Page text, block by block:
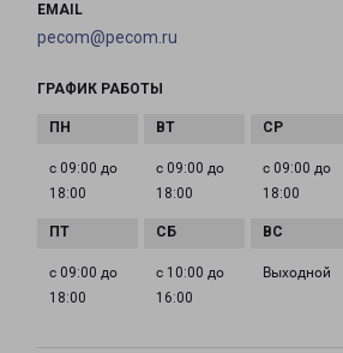
EMAIL
pecom@pecom.ru
ГРАФИК РАБОТЫ
с 09:00 до
18:00
с 09:00 до
18:00
с 09:00 до
18:00
с 09:00 до
18:00
с 10:00 до
16:00
Выходной